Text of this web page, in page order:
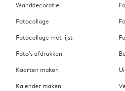
Wanddecoratie
Fotocollage
Fotocollage met lijst
Foto’s afdrukken
Kaarten maken
Kalender maken